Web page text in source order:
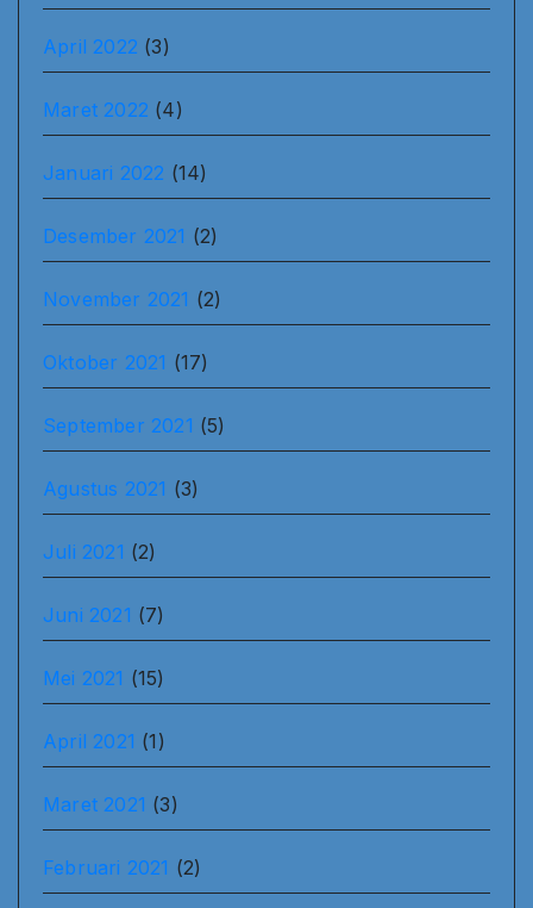
April 2022 (3)
Maret 2022 (4)
Januari 2022 (14)
Desember 2021 (2)
November 2021 (2)
Oktober 2021 (17)
September 2021 (5)
Agustus 2021 (3)
Juli 2021 (2)
Juni 2021 (7)
Mei 2021 (15)
April 2021 (1)
Maret 2021 (3)
Februari 2021 (2)